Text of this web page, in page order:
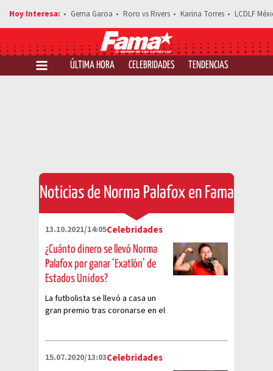
Gema Garoa Roro vs Rivers Karina Torres LCDLF
ÚLTIMA HORA CELEBRIDADES TENDENCIAS
Noticias de Norma Palafox en Fama
13.10.2021/14:05Celebridades
¿Cuánto dinero se llevó Norma
Palafox por ganar ‘Exatlón’ de
Estados Unidos?
La futbolista se llevó a casa un
gran premio tras coronarse en el
15.07.2020/13:03Celebridades